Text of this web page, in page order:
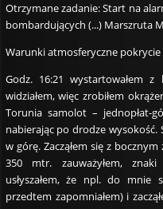
Otrzymane zadanie: Start na
bombardujących (...) Marszruta
Warunki atmosferyczne
Godz. 16:21 wystartowałem
widziałem, więc zrobiłem
Torunia samolot – jednopłat-
nabierając po drodze wysokość.
w górę. Zacząłem się z
350 mtr. zauważyłem,
usłyszałem, że npl. do mnie
przedtem zapomniałem) i